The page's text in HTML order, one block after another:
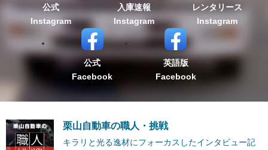
公式
Instagram
入庫速報
Instagram
レンタリース
Instagram
公式
Facebook
英語版
Facebook
栗山自動車の職人・挑戦
キラリと光る逸材にフォーカスしたインタビュー記